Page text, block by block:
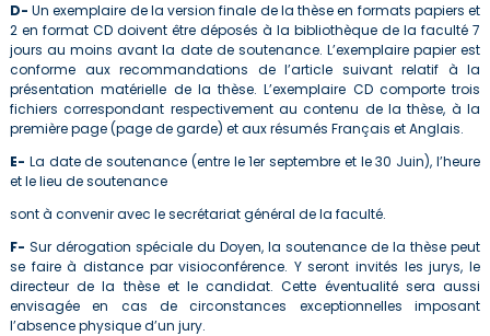
D- Un exemplaire de la version finale de la thèse en formats papiers et
2 en format CD doivent être déposés à la bibliothèque de la faculté 7
jours au moins avant la date de soutenance. L’exemplaire papier est
conforme aux recommandations de l’article suivant relatif à la
présentation matérielle de la thèse. L’exemplaire CD comporte trois
fichiers correspondant respectivement au contenu de la thèse, à la
première page (page de garde) et aux résumés Français et Anglais.
E- La date de soutenance (entre le 1er septembre et le 30 Juin), l’heure
et le lieu de soutenance
sont à convenir avec le secrétariat général de la faculté.
F- Sur dérogation spéciale du Doyen, la soutenance de la thèse peut
se faire à distance par visioconférence. Y seront invités les jurys, le
directeur de la thèse et le candidat. Cette éventualité sera aussi
envisagée en cas de circonstances exceptionnelles imposant
l’absence physique d’un jury.